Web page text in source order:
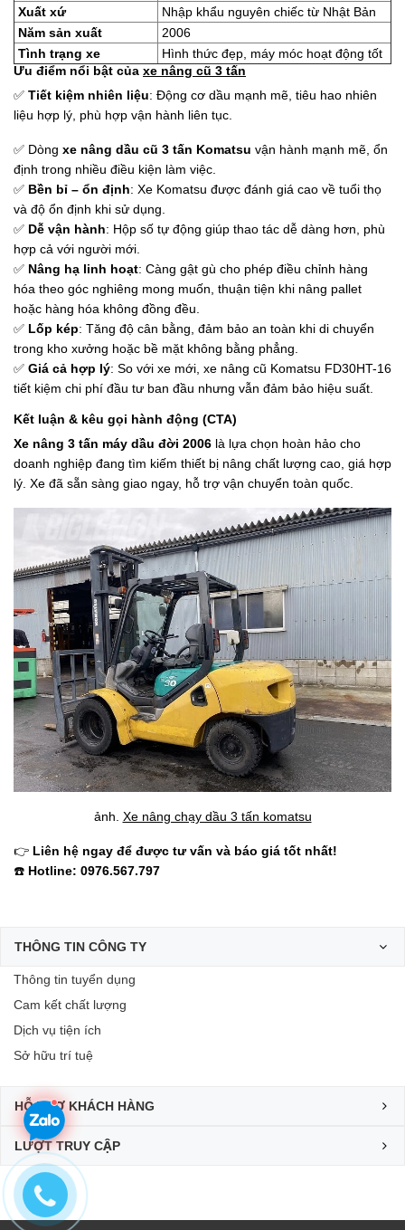
Xuất xứ
Nhập khẩu nguyên chiếc từ Nhật Bản
Năm sản xuất
2006
Tình trạng xe
Hình thức đẹp, máy móc hoạt động tốt
Ưu điểm nổi bật của xe nâng cũ 3 tấn
✅ Tiết kiệm nhiên liệu: Động cơ dầu mạnh mẽ, tiêu hao nhiên
liệu hợp lý, phù hợp vận hành liên tục.
✅ Dòng xe nâng dầu cũ 3 tấn Komatsu vận hành mạnh mẽ, ổn
định trong nhiều điều kiện làm việc.
✅ Bền bỉ – ổn định: Xe Komatsu được đánh giá cao về tuổi thọ
và độ ổn định khi sử dụng.
✅ Dễ vận hành: Hộp số tự động giúp thao tác dễ dàng hơn, phù
hợp cả với người mới.
✅ Nâng hạ linh hoạt: Càng gật gù cho phép điều chỉnh hàng
hóa theo góc nghiêng mong muốn, thuận tiện khi nâng pallet
hoặc hàng hóa không đồng đều.
✅ Lốp kép: Tăng độ cân bằng, đảm bảo an toàn khi di chuyển
trong kho xưởng hoặc bề mặt không bằng phẳng.
✅ Giá cả hợp lý: So với xe mới, xe nâng cũ Komatsu FD30HT-16
tiết kiệm chi phí đầu tư ban đầu nhưng vẫn đảm bảo hiệu suất.
Kết luận & kêu gọi hành động (CTA)
Xe nâng 3 tấn máy dầu đời 2006 là lựa chọn hoàn hảo cho
doanh nghiệp đang tìm kiếm thiết bị nâng chất lượng cao, giá hợp
lý. Xe đã sẵn sàng giao ngay, hỗ trợ vận chuyển toàn quốc.
ảnh. Xe nâng chạy dầu 3 tấn komatsu
👉 Liên hệ ngay để được tư vấn và báo giá tốt nhất!
☎️ Hotline: 0976.567.797
THÔNG TIN CÔNG TY
Thông tin tuyển dụng
Cam kết chất lượng
Dịch vụ tiện ích
Sở hữu trí tuệ
HỖ TRỢ KHÁCH HÀNG
LƯỢT TRUY CẬP